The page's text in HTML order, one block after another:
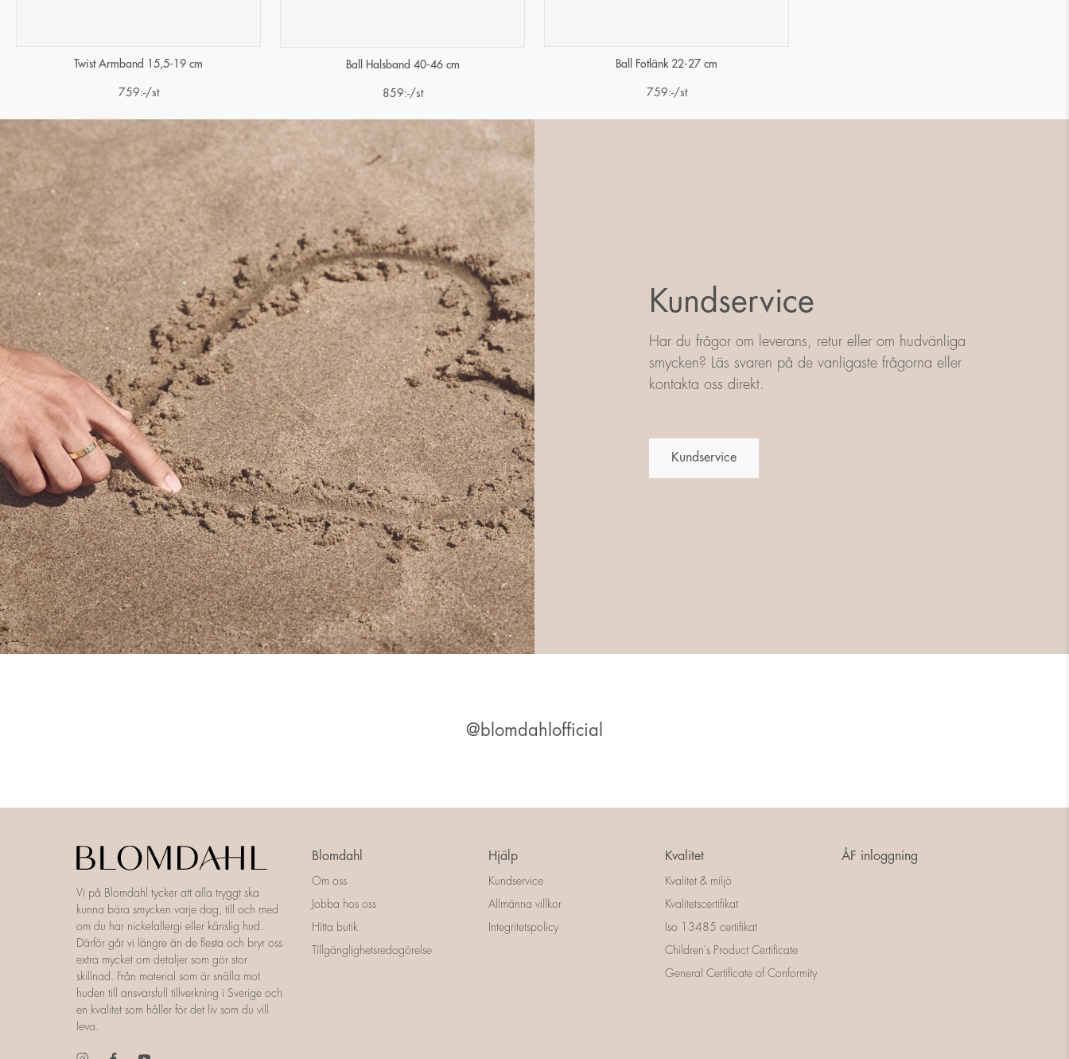
Twist Armband 15,5-19 cm
759:-/st
Ball Halsband 40-46 cm
859:-/st
Ball Fotlänk 22-27 cm
759:-/st
Kundservice
Har du frågor om leverans, retur eller om hudvänliga
smycken? Läs svaren på de vanligaste frågorna eller
kontakta oss direkt.
Kundservice
@blomdahlofficial
Vi på Blomdahl tycker att alla tryggt ska
kunna bära smycken varje dag, till och med
om du har nickelallergi eller känslig hud.
Därför går vi längre än de flesta och bryr oss
extra mycket om detaljer som gör stor
skillnad. Från material som är snälla mot
huden till ansvarsfull tillverkning i Sverige och
en kvalitet som håller för det liv som du vill
leva.
Blomdahl
Om oss
Jobba hos oss
Hitta butik
Tillgänglighetsredogörelse
Hjälp
Kundservice
Allmänna villkor
Integritetspolicy
Kvalitet
Kvalitet & miljö
Kvalitetscertifikat
Iso 13485 certifikat
Children's Product Certificate
General Certificate of Conformity
ÅF inloggning